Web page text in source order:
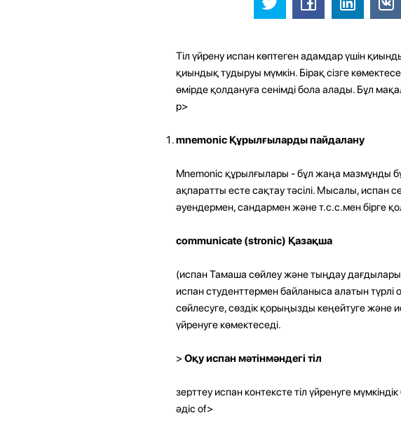
Тіл үйрену испан көптеген адамдар үшін
қиындық тудыруы мүмкін. Бірақ сізге
өмірде қолдануға сенімді бола алады. Бұл
p>
mnemonic Құрылғыларды пайдалану
Mnemonic құрылғылары - бұл жаңа мазмұнды
ақпаратты есте сақтау тәсілі. Мысалы, испан
әуендермен, сандармен және т.с.с.мен бірге
communicate (stronic) Қазақша
(испан Тамаша сөйлеу және тыңдау дағдыларын
испан студенттермен байланыса алатын
сөйлесуге, сөздік қорыңызды кеңейтуге
үйренуге көмектеседі.
> Оқу испан мәтінмәндегі тіл
зерттеу испан контексте тіл үйренуге
әдіс of>